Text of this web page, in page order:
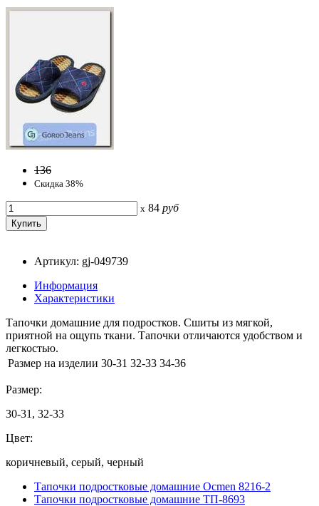
136
Скидка 38%
x 84 руб
Артикул: gj-049739
Информация
Характеристики
Тапочки домашние для подростков. Сшиты из мягкой,
приятной на ощупь ткани. Тапочки отличаются удобством и
легкостью.
Размер на изделии 30-31 32-33 34-36
Размер:
30-31, 32-33
Цвет:
коричневый, серый, черный
Тапочки подростковые домашние Ocmen 8216-2
Тапочки подростковые домашние ТП-8693